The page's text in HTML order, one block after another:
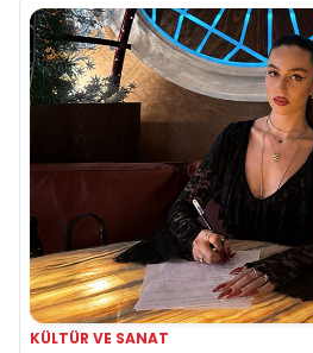
KÜLTÜR VE SANAT